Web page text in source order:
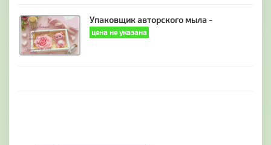
Упаковщик авторского мыла -
цена не указана